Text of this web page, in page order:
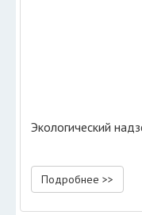
Экологический
Подробнее >>